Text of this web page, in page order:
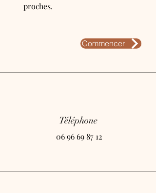
proches.
Commencer
Téléphone
06 96 69 87 12